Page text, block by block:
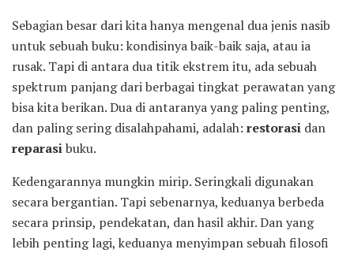
Sebagian besar dari kita hanya mengenal dua jenis nasib
untuk sebuah buku: kondisinya baik-baik saja, atau ia
rusak. Tapi di antara dua titik ekstrem itu, ada sebuah
spektrum panjang dari berbagai tingkat perawatan yang
bisa kita berikan. Dua di antaranya yang paling penting,
dan paling sering disalahpahami, adalah: restorasi dan
reparasibuku.
Kedengarannya mungkin mirip. Seringkali digunakan
secara bergantian. Tapi sebenarnya, keduanya berbeda
secara prinsip, pendekatan, dan hasil akhir. Dan yang
lebih penting lagi, keduanya menyimpan sebuah filosofi